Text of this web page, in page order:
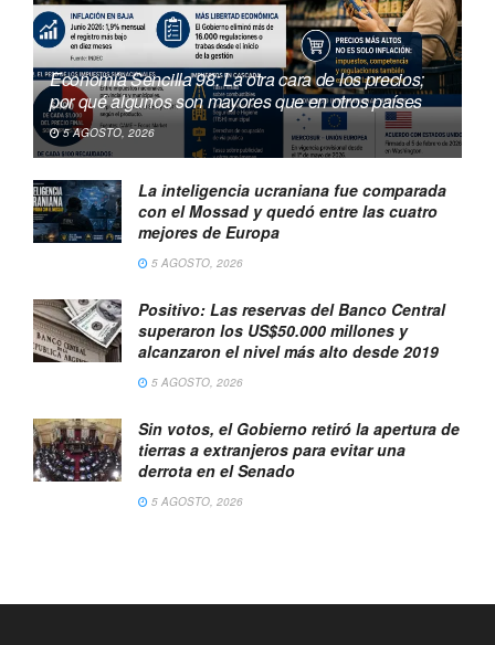
Economía Sencilla 98: La otra cara de los precios;
por qué algunos son mayores que en otros países
5 AGOSTO, 2026
La inteligencia ucraniana fue comparada
con el Mossad y quedó entre las cuatro
mejores de Europa
5 AGOSTO, 2026
Positivo: Las reservas del Banco Central
superaron los US$50.000 millones y
alcanzaron el nivel más alto desde 2019
5 AGOSTO, 2026
Sin votos, el Gobierno retiró la apertura de
tierras a extranjeros para evitar una
derrota en el Senado
5 AGOSTO, 2026